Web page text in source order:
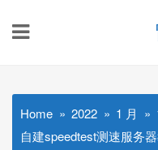
Home 2022 1 月
自建speedtest测速服务